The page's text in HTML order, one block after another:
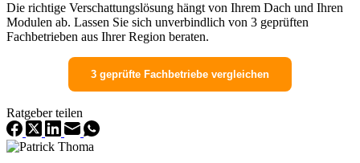
Die richtige Verschattungslösung hängt von Ihrem Dach und Ihren
Modulen ab. Lassen Sie sich unverbindlich von 3 geprüften
Fachbetrieben aus Ihrer Region beraten.
3 geprüfte Fachbetriebe vergleichen
Ratgeber teilen